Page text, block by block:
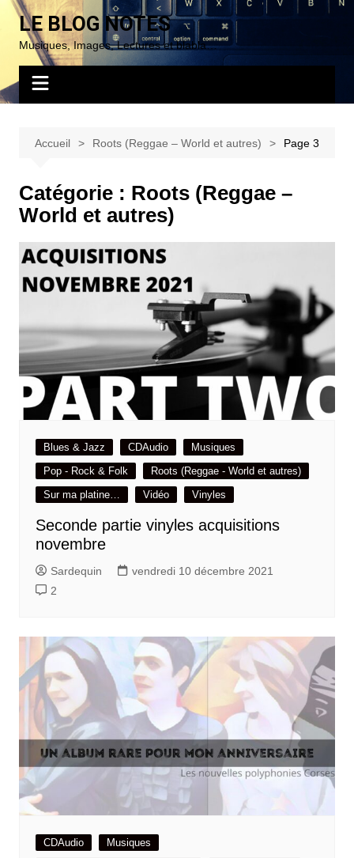
Aller
contenu
LE BLOG NOTES
Musiques, Images, Lectures et blabla…
Accueil Roots (Reggae – World et autres) Page 3
Catégorie : Roots (Reggae –
World et autres)
Blues & Jazz CDAudio
Musiques
Pop - Rock & Folk
Roots (Reggae - World et autres)
Sur ma platine…
Vidéo Vinyles
Seconde partie vinyles acquisitions
novembre
Sardequin
vendredi 10 décembre 2021
2
CDAudio
Musiques